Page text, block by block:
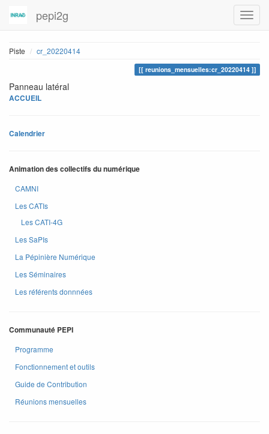
pepi2g
Piste cr_20220414
reunions_mensuelles:cr_20220414
Panneau latéral
ACCUEIL
Calendrier
Animation des collectifs du numérique
CAMNI
Les CATIs
Les CATI-4G
Les SaPIs
La Pépinière Numérique
Les Séminaires
Les référents donnnées
Communauté PEPI
Programme
Fonctionnement et outils
Guide de Contribution
Réunions mensuelles